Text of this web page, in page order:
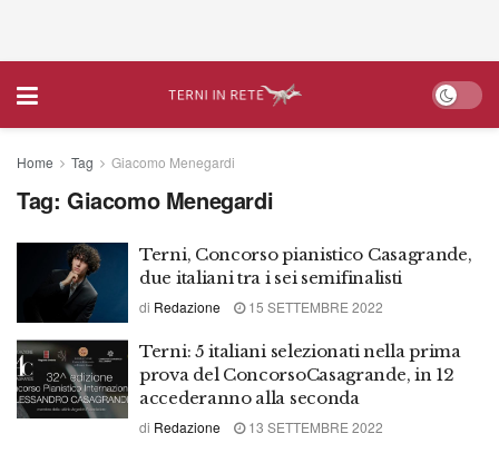
Home Tag Giacomo Menegardi
Tag: Giacomo Menegardi
Terni, Concorso pianistico Casagrande,
due italiani tra i sei semifinalisti
di Redazione 15 SETTEMBRE 2022
Terni: 5 italiani selezionati nella prima
prova del ConcorsoCasagrande, in 12
accederanno alla seconda
di Redazione 13 SETTEMBRE 2022